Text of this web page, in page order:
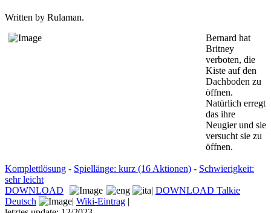
Written by Rulaman.
Bernard hat
Britney
verboten, die
Kiste auf den
Dachboden zu
öffnen.
Natürlich erregt
das ihre
Neugier und sie
versucht sie zu
öffnen.
Komplettlösung - Spiellänge: kurz (16 Aktionen) - Schwierigkeit:
sehr leicht
DOWNLOAD
| DOWNLOAD Talkie
Deutsch
| Wiki-Eintrag |